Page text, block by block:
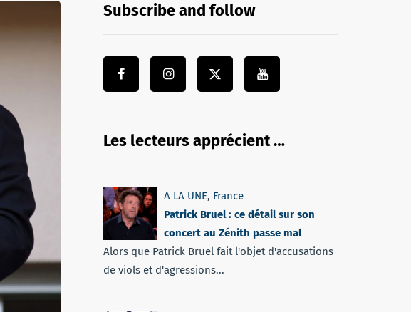
Subscribe and follow
Les lecteurs apprécient …
A LA UNE, France
Patrick Bruel : ce détail sur son
concert au Zénith passe mal
Alors que Patrick Bruel fait l'objet d'accusations
de viols et d'agressions...